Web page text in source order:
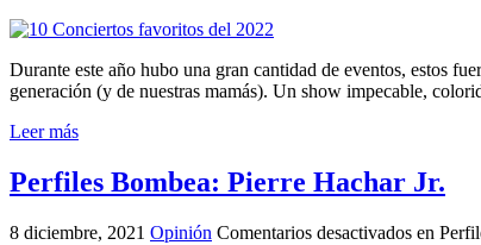
Durante este año hubo una gran cantidad de eventos, estos
generación (y de nuestras mamás). Un show impecable,
Leer más
Perfiles Bombea: Pierre Hachar Jr.
8 diciembre, 2021 Opinión Comentarios desactivados en